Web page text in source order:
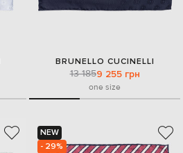
BRUNELLO CUCINELLI
13 1859 255 грн
one size
NEW
- 29%